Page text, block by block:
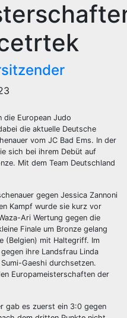
die European Judo
die aktuelle Deutsche
vom JC Bad Ems. In der
sich bei ihrem Debüt auf
Mit dem Team Deutschland
gegen Jessica Zannoni
Kampf wurde sie kurz vor
Ari Wertung gegen die
Finale um Bronze gelang
(Belgien) mit Haltegriff. Im
ihre Landsfrau Linda
Gaeshi durchsetzen.
Europameisterschaften der
gab es zuerst ein 3:0 gegen